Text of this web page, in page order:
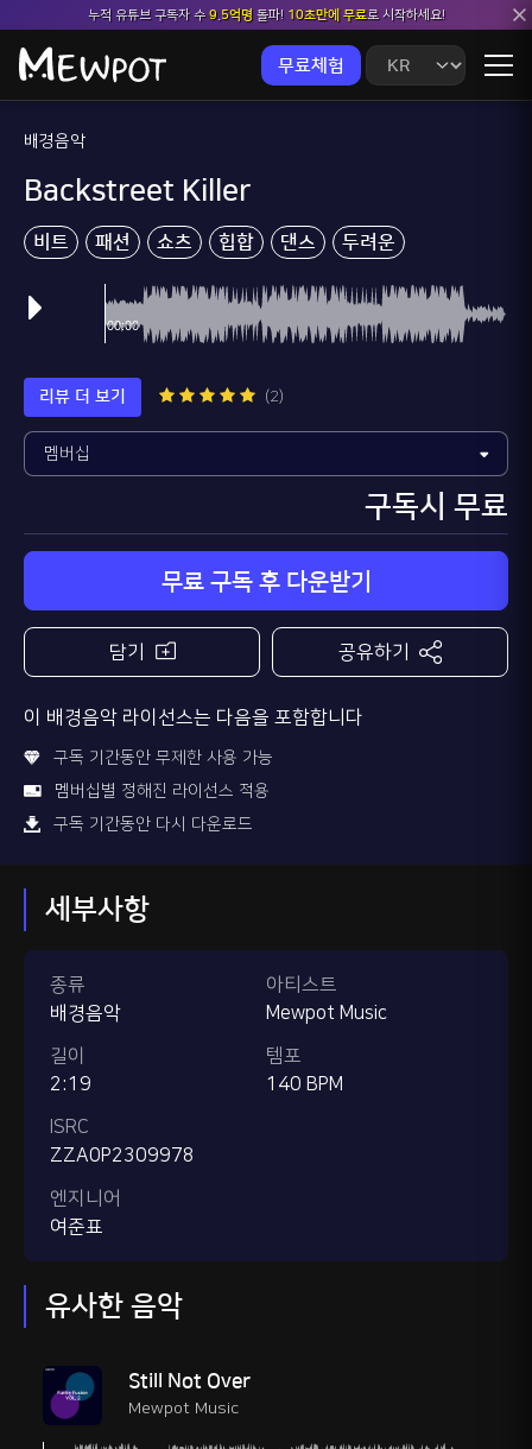
누적 유튜브 구독자 수9.5억명돌파! 10초만에 무료로 시작하세요!
무료체험
배경음악
Backstreet Killer
비트 패션 쇼츠 힙합 댄스 두려운
리뷰 더 보기 (2)
구독시 무료
무료 구독 후 다운받기
담기 공유하기
이 배경음악 라이선스는 다음을 포함합니다
구독 기간동안 무제한 사용 가능
멤버십별 정해진 라이선스 적용
구독 기간동안 다시 다운로드
세부사항
종류
배경음악
길이
2:19
ISRC
ZZA0P2309978
엔지니어
여준표
아티스트
Mewpot Music
템포
140 BPM
유사한 음악
Still Not Over
Mewpot Music